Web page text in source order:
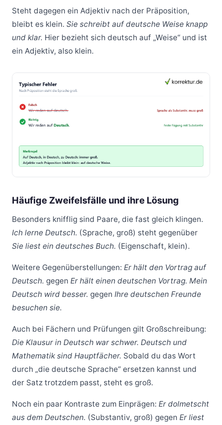
Steht dagegen ein Adjektiv nach der Präposition,
bleibt es klein. Sie schreibt auf deutsche Weise knapp
und klar. Hier bezieht sich deutsch auf „Weise“ und ist
ein Adjektiv, also klein.
Häufige Zweifelsfälle und ihre Lösung
Besonders knifflig sind Paare, die fast gleich klingen.
Ich lerne Deutsch. (Sprache, groß) steht gegenüber
Sie liest ein deutsches Buch. (Eigenschaft, klein).
Weitere Gegenüberstellungen: Er hält den Vortrag auf
Deutsch. gegen Er hält einen deutschen Vortrag. Mein
Deutsch wird besser. gegen Ihre deutschen Freunde
besuchen sie.
Auch bei Fächern und Prüfungen gilt Großschreibung:
Die Klausur in Deutsch war schwer. Deutsch und
Mathematik sind Hauptfächer. Sobald du das Wort
durch „die deutsche Sprache“ ersetzen kannst und
der Satz trotzdem passt, steht es groß.
Noch ein paar Kontraste zum Einprägen: Er dolmetscht
aus dem Deutschen. (Substantiv, groß) gegen Er liest